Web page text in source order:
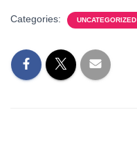
Categories: UNCATEGORIZED